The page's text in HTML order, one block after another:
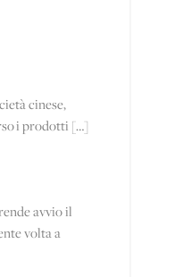
cinese,
i prodotti […]
avvio il
volta a